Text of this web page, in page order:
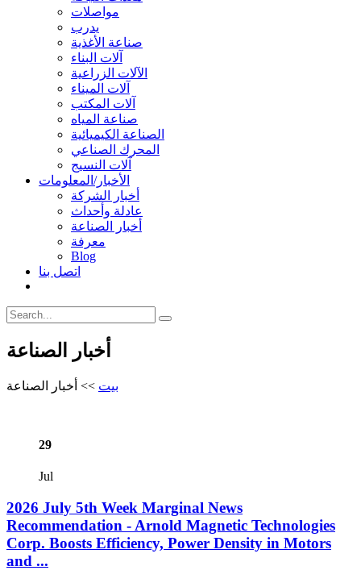
مواصلات
يدرب
صناعة الأغذية
آلات البناء
الآلات الزراعية
آلات الميناء
آلات المكتب
صناعة المياه
الصناعة الكيميائية
المحرك الصناعي
آلات النسيج
الأخبار/المعلومات
أخبار الشركة
عادلة وأحداث
أخبار الصناعة
معرفة
Blog
اتصل بنا
أخبار الصناعة
بيت >> أخبار الصناعة
29
Jul
2026 July 5th Week Marginal News
Recommendation - Arnold Magnetic Technologies
Corp. Boosts Efficiency, Power Density in Motors
and ...